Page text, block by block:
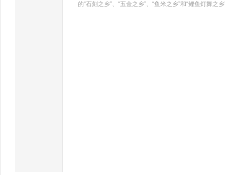
的“石刻之乡”、“五金之乡”、“鱼米之乡”和“鲤鱼灯舞之乡